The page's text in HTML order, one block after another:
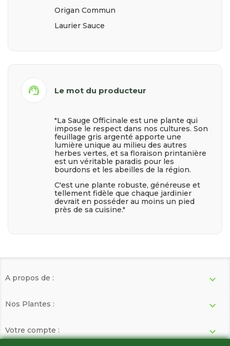
Origan Commun
Laurier Sauce
support_agent Le mot du producteur
"La Sauge Officinale est une plante qui
impose le respect dans nos cultures. Son
feuillage gris argenté apporte une
lumière unique au milieu des autres
herbes vertes, et sa floraison printanière
est un véritable paradis pour les
bourdons et les abeilles de la région.
C'est une plante robuste, généreuse et
tellement fidèle que chaque jardinier
devrait en posséder au moins un pied
près de sa cuisine."
A propos de : 
Nos Plantes : 
Votre compte : 